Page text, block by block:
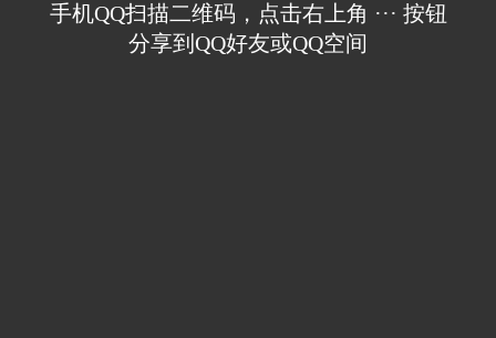
手机QQ扫描二维码，点击右上角 ··· 按钮
分享到QQ好友或QQ空间